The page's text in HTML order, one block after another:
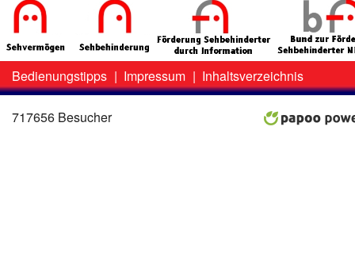
Zweit-
Menü
Bedienungstipps | Impressum | Inhaltsverzeichnis
717656 Besucher